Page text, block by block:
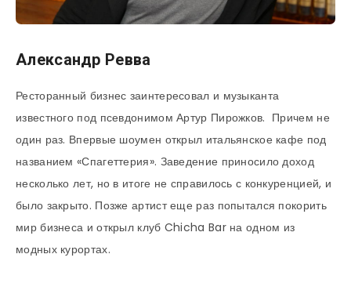
Александр Ревва
Ресторанный бизнес заинтересовал и музыканта
известного под псевдонимом Артур Пирожков. Причем не
один раз. Впервые шоумен открыл итальянское кафе под
названием «Спагеттерия». Заведение приносило доход
несколько лет, но в итоге не справилось с конкуренцией, и
было закрыто. Позже артист еще раз попытался покорить
мир бизнеса и открыл клуб Chicha Bar на одном из
модных курортах.